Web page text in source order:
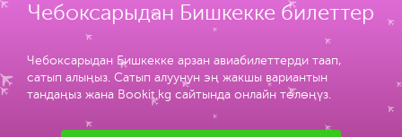
Чебоксарыдан Бишкекке билеттер
Чебоксарыдан Бишкекке арзан авиабилеттерди таап,
сатып алыңыз. Сатып алуунун эң жакшы вариантын
тандаңыз жана Bookit.kg сайтында онлайн төлөңүз.